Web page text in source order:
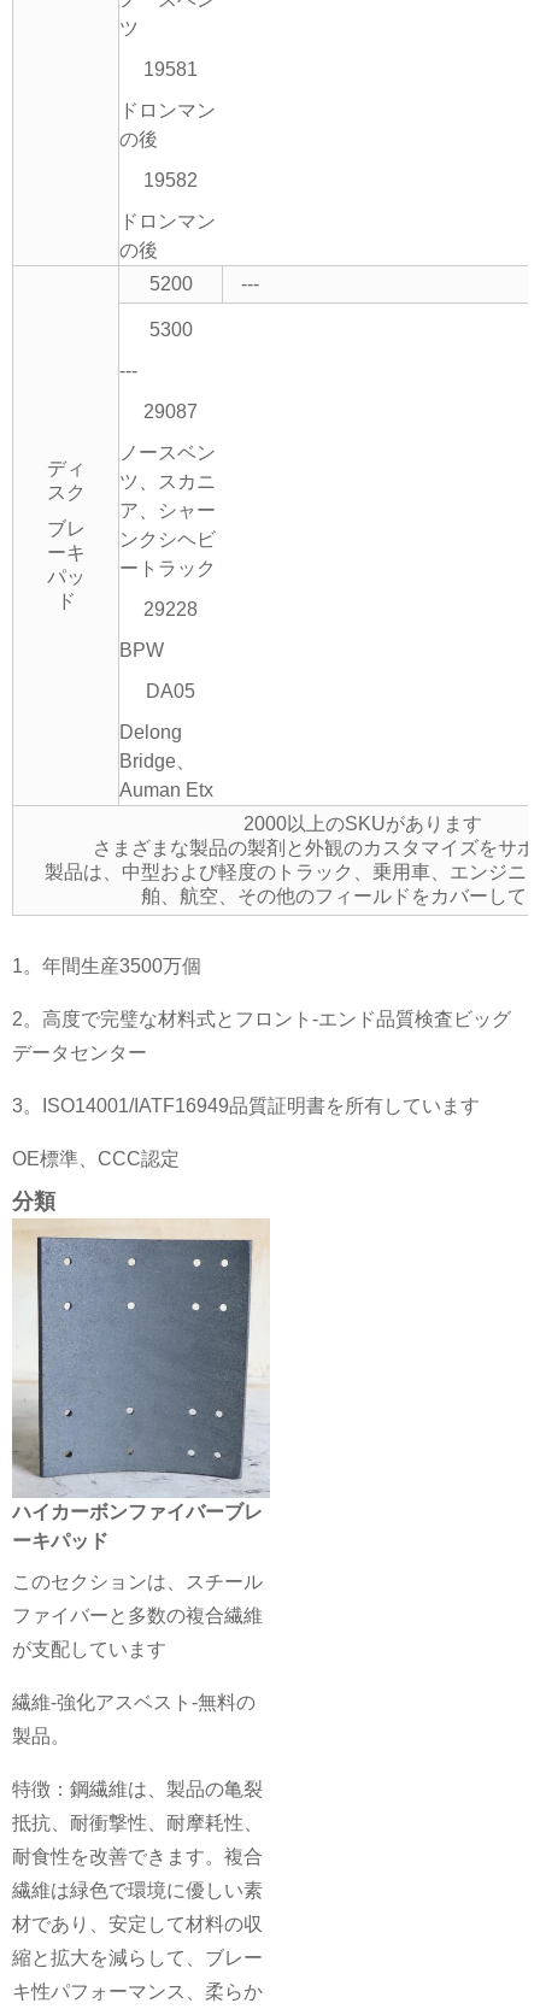
ツ
19581
ドロンマン
の後
19582
ドロンマン
の後
ディ
スク
ブレ
ーキ
パッ
ド
5200 ---
5300
---
29087
ノースベン
ツ、スカニ
ア、シャー
ンクシヘビ
ートラック
29228
BPW
DA05
Delong
Bridge、
Auman Etx
2000以上のSKUがあります
さまざまな製品の製剤と外観のカスタマイズをサ
製品は、中型および軽度のトラック、乗用車、エンジニ
舶、航空、その他のフィールドをカバーして
1。年間生産3500万個
2。高度で完璧な材料式とフロント-エンド品質検査ビッグ
データセンター
3。ISO14001/IATF16949品質証明書を所有しています
OE標準、CCC認定
分類
ハイカーボンファイバーブレ
ーキパッド
このセクションは、スチール
ファイバーと多数の複合繊維
が支配しています
繊維-強化アスベスト-無料の
製品。
特徴：鋼繊維は、製品の亀裂
抵抗、耐衝撃性、耐摩耗性、
耐食性を改善できます。複合
繊維は緑色で環境に優しい素
材であり、安定して材料の収
縮と拡大を減らして、ブレー
キ性パフォーマンス、柔らか